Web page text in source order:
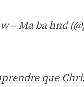
– Ma ba hnd
que